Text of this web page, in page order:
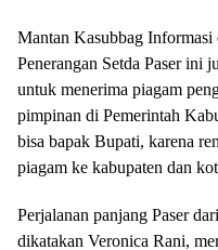
Mantan Kasubbag
Penerangan Setda Paser ini
untuk menerima piagam
pimpinan di Pemerintah
bisa bapak Bupati, karena
piagam ke kabupaten dan
Perjalanan panjang Paser
dikatakan Veronica Rani,